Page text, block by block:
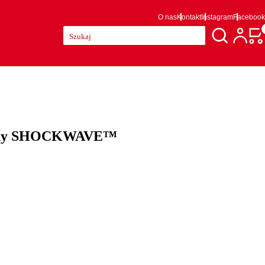
O nasKontaktInstagramFacebook
SHOCKWAVE™